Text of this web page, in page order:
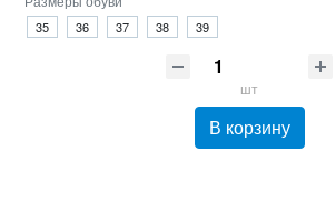
35 36 37 38 39
шт
В корзину